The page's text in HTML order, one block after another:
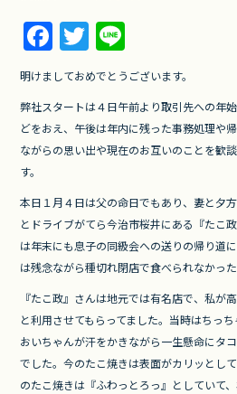
F
a
c
e
b
o
k
T
w
itt
er
n
e
明けましておめでとうございます。
弊社スタートは４日午前より取引先への年
どをおえ、午後は年内に残った事務処理や
ながらの思い出や現在のお互いのことを歓
す。
本日１月４日は父の命日でもあり、妻と夕
とドライブがてら今治市桜井にある『たこ
は年末にも息子の同級会への送りの帰り道
は残念ながら種切れ閉店で食べられなかっ
『たこ政』さんは地元では有名店で、私が
と利用させてもらってました。当時はちっ
おいちゃんが汗をかきながら一生懸命にタ
でした。今のたこ焼きは表面がカリッとし
のたこ焼きは『ふわっとろっ』としていて